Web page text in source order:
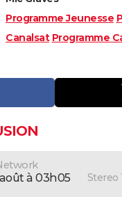
Programme Jeunesse
Canalsat Programme
à 03h05 Stereo